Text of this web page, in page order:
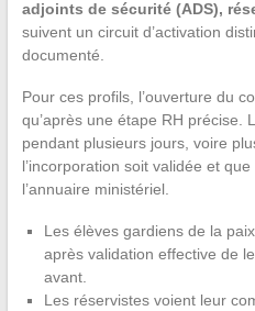
adjoints de sécurité (ADS),
suivent un circuit d’activation
documenté.
Pour ces profils, l’ouverture du
qu’après une étape RH précise.
pendant plusieurs jours, voire
l’incorporation soit validée et
l’annuaire ministériel.
Les élèves gardiens de la
après validation effective de
avant.
Les réservistes voient leur